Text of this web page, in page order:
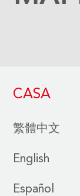
CASA
繁體中文
English
Español